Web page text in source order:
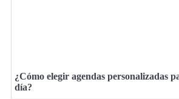
¿Cómo elegir agendas personalizadas
día?